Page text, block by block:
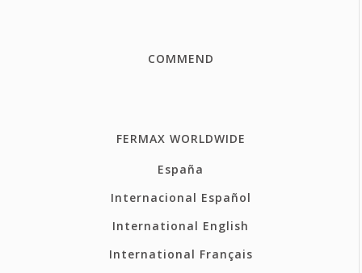
COMMEND
FERMAX WORLDWIDE
España
Internacional Español
International English
International Français